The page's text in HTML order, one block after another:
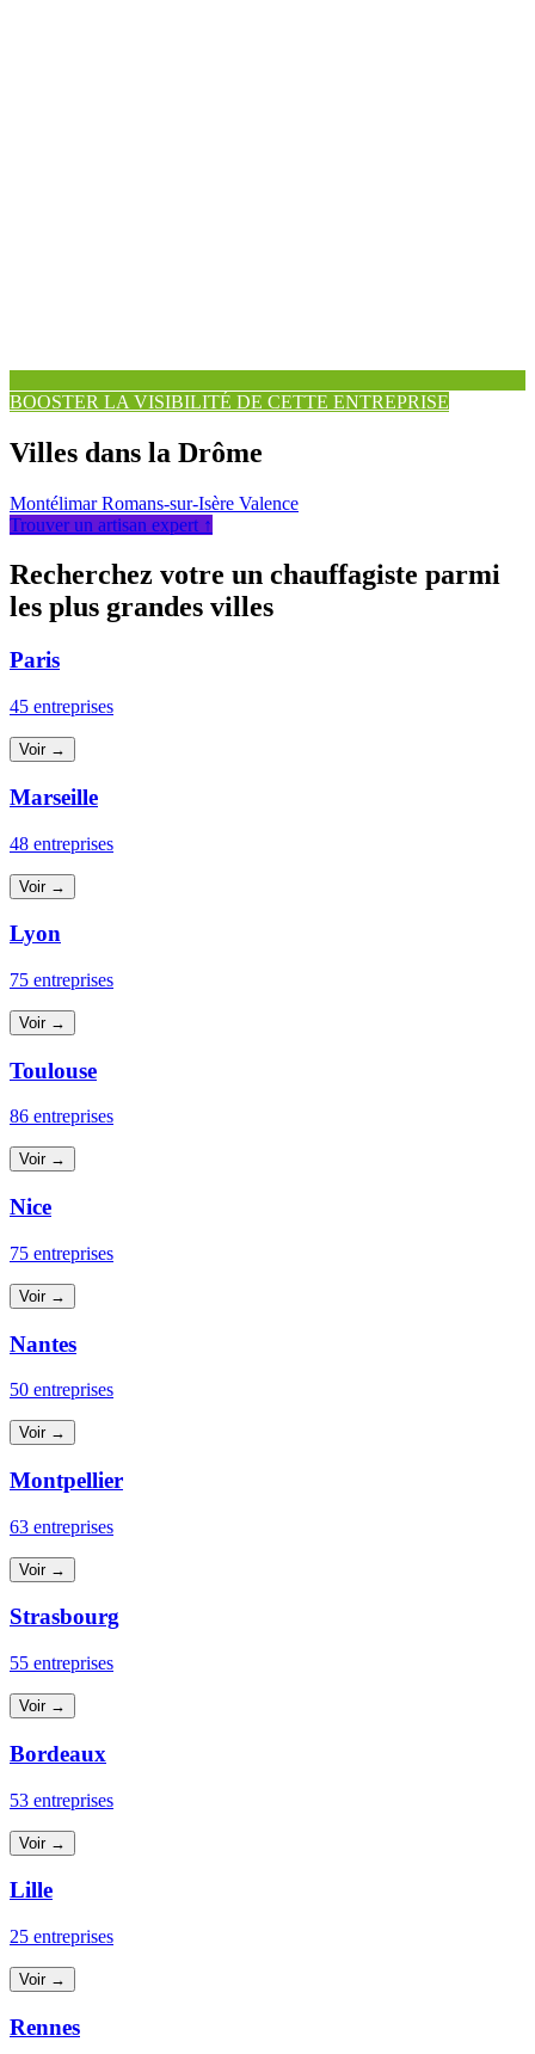
BOOSTER LA VISIBILITÉ DE CETTE ENTREPRISE
Villes dans la Drôme
MontélimarRomans-sur-Isère Valence
Trouver un artisan expert ↑
Recherchez votre un chauffagiste parmi
les plus grandes villes
Paris
45 entreprises
Voir →
Marseille
48 entreprises
Voir →
Lyon
75 entreprises
Voir →
Toulouse
86 entreprises
Voir →
Nice
75 entreprises
Voir →
Nantes
50 entreprises
Voir →
Montpellier
63 entreprises
Voir →
Strasbourg
55 entreprises
Voir →
Bordeaux
53 entreprises
Voir →
Lille
25 entreprises
Voir →
Rennes